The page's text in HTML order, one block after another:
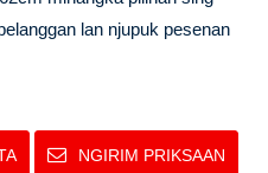
lan njupuk pesenan
NGIRIM PRIKSAAN